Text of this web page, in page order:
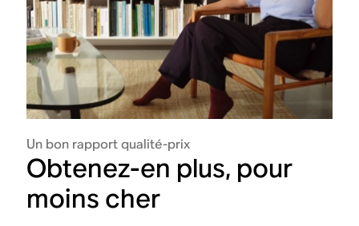
Un bon rapport qualité-prix
Obtenez-en plus, pour
moins cher